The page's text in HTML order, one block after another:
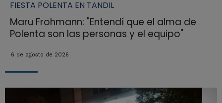
FIESTA POLENTA EN TANDIL
Maru Frohmann: "Entendí que el alma de
Polenta son las personas y el equipo"
6 de agosto de 2026